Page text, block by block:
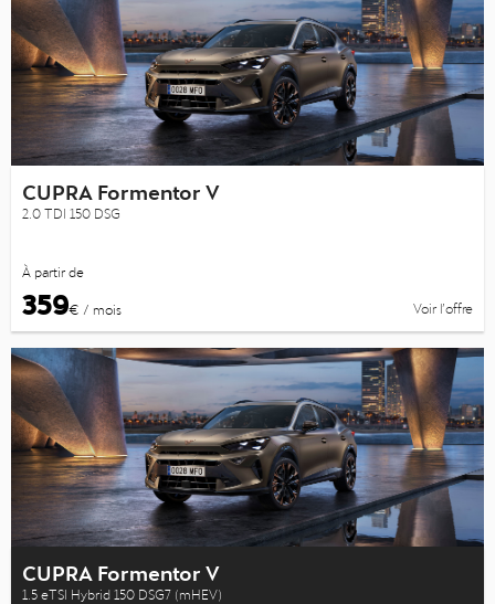
CUPRA Formentor V
2.0 TDI 150 DSG
À partir de
359€ / mois Voir l’offre
CUPRA Formentor V
1.5 eTSI Hybrid 150 DSG7 (mHEV)